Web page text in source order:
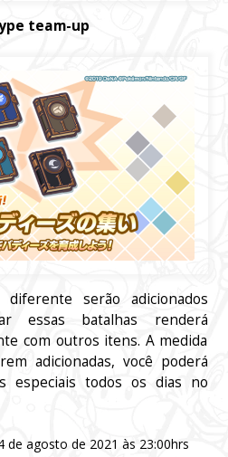
team-up
serão adicionados
essas batalhas renderá
com outros itens. A medida
adicionadas, você poderá
especiais todos os dias no
de agosto de 2021 às 23:00hrs